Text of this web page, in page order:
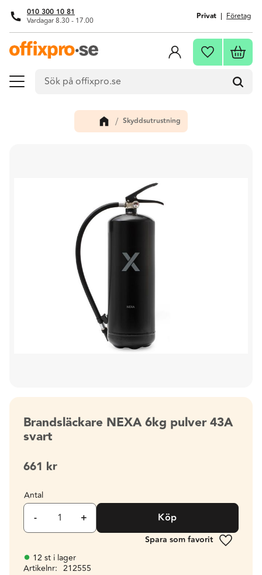
Meny
010 300 10 81
Vardagar 8.30 - 17.00 Privat Företag
Favoriter
Skyddsutrustning
Brandsläckare NEXA 6kg pulver 43A
svart
661 kr
Antal
+
- Köp
Lägg till
12 st i lager
Artikelnr
212555